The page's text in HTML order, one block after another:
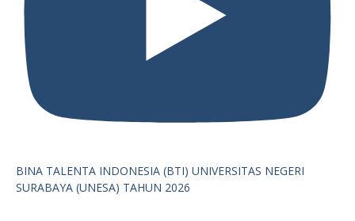
BINA TALENTA INDONESIA (BTI) UNIVERSITAS NEGERI
SURABAYA (UNESA) TAHUN 2026